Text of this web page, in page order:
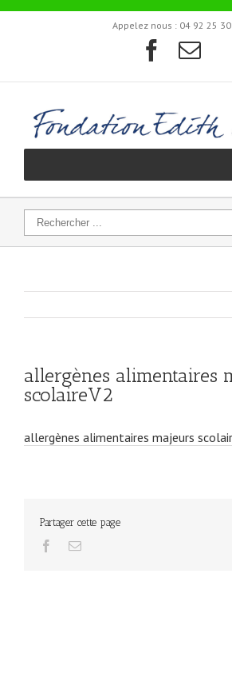
Appelez nous : 04 92 25
allergènes alimentaires
scolaireV2
allergènes alimentaires majeurs
Partager cette page